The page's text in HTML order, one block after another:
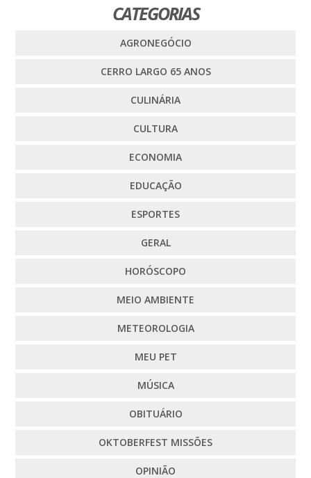
CATEGORIAS
AGRONEGÓCIO
CERRO LARGO 65 ANOS
CULINÁRIA
CULTURA
ECONOMIA
EDUCAÇÃO
ESPORTES
GERAL
HORÓSCOPO
MEIO AMBIENTE
METEOROLOGIA
MEU PET
MÚSICA
OBITUÁRIO
OKTOBERFEST MISSÕES
OPINIÃO